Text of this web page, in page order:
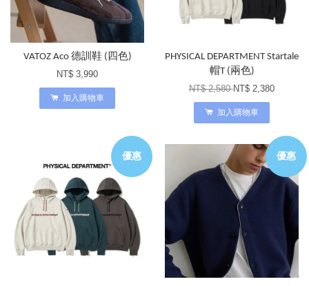
VATOZ Aco 德訓鞋 (四色)
NT$ 3,990
加入購物車
PHYSICAL DEPARTMENT Startale
帽T (兩色)
NT$ 2,580NT$ 2,380
加入購物車
優惠 優惠